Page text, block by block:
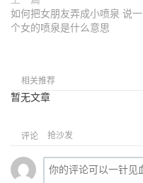
如何把女朋友弄成小喷泉 说一
个女的喷泉是什么意思
相关推荐
暂无文章
评论 抢沙发